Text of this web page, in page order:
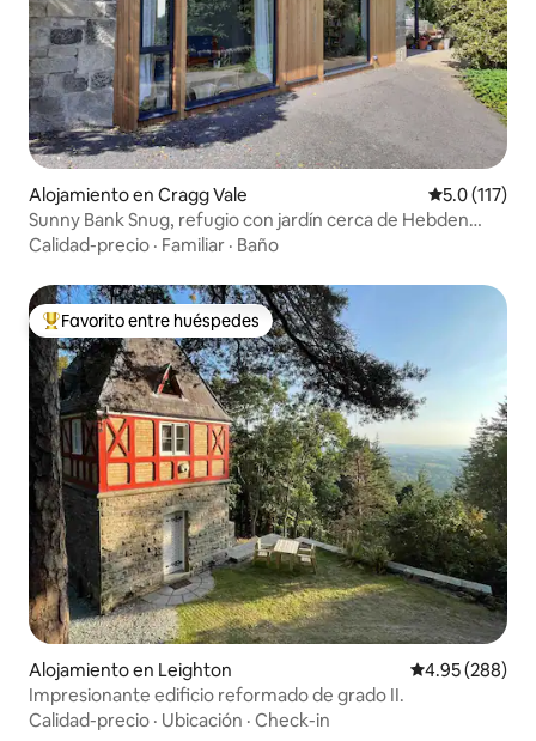
Alojamiento en Cragg Vale Calificación
5.0 (117)
Sunny Bank Snug, refugio con jardín cerca de Hebden
Bridge
Calidad-precio · Familiar · Baño
Favorito entre huéspedes preferido
Favorito entre huéspedes
Alojamiento en Leighton Calificación
4.95 (288)
Impresionante edificio reformado de grado II.
Calidad-precio · Ubicación · Check-in